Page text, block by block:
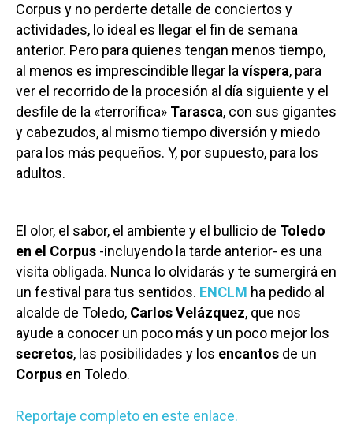
Corpus y no perderte detalle de conciertos y
actividades, lo ideal es llegar el fin de semana
anterior. Pero para quienes tengan menos tiempo,
al menos es imprescindible llegar lavíspera, para
ver el recorrido de la procesión al día siguiente y el
desfile de la «terrorífica» Tarasca, con sus gigantes
y cabezudos, al mismo tiempo diversión y miedo
para los más pequeños. Y, por supuesto, para los
adultos.
El olor, el sabor, el ambiente y el bullicio de Toledo
en el Corpus -incluyendo la tarde anterior- es una
visita obligada. Nunca lo olvidarás y te sumergirá en
un festival para tus sentidos. ENCLM ha pedido al
alcalde de Toledo, Carlos Velázquez, que nos
ayude a conocer un poco más y un poco mejor los
secretos, las posibilidades y los encantos de un
Corpus en Toledo.
Reportaje completo en este enlace.